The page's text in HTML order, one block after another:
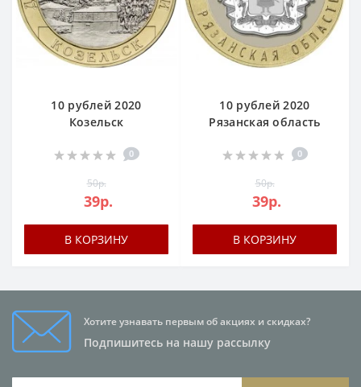
10 рублей 2020
Козельск
0
50р.
39р.
В КОРЗИНУ
10 рублей 2020
Рязанская область
0
50р.
39р.
В КОРЗИНУ
Хотите узнавать первым об акциях и скидках?
Подпишитесь на нашу рассылку